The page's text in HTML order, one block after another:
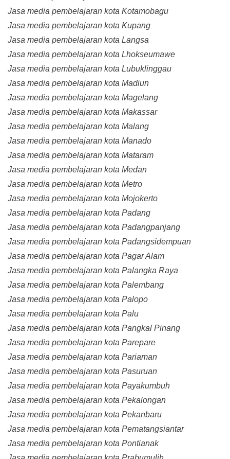
Jasa media pembelajaran kota Kotamobagu
Jasa media pembelajaran kota Kupang
Jasa media pembelajaran kota Langsa
Jasa media pembelajaran kota Lhokseumawe
Jasa media pembelajaran kota Lubuklinggau
Jasa media pembelajaran kota Madiun
Jasa media pembelajaran kota Magelang
Jasa media pembelajaran kota Makassar
Jasa media pembelajaran kota Malang
Jasa media pembelajaran kota Manado
Jasa media pembelajaran kota Mataram
Jasa media pembelajaran kota Medan
Jasa media pembelajaran kota Metro
Jasa media pembelajaran kota Mojokerto
Jasa media pembelajaran kota Padang
Jasa media pembelajaran kota Padangpanjang
Jasa media pembelajaran kota Padangsidempuan
Jasa media pembelajaran kota Pagar Alam
Jasa media pembelajaran kota Palangka Raya
Jasa media pembelajaran kota Palembang
Jasa media pembelajaran kota Palopo
Jasa media pembelajaran kota Palu
Jasa media pembelajaran kota Pangkal Pinang
Jasa media pembelajaran kota Parepare
Jasa media pembelajaran kota Pariaman
Jasa media pembelajaran kota Pasuruan
Jasa media pembelajaran kota Payakumbuh
Jasa media pembelajaran kota Pekalongan
Jasa media pembelajaran kota Pekanbaru
Jasa media pembelajaran kota Pematangsiantar
Jasa media pembelajaran kota Pontianak